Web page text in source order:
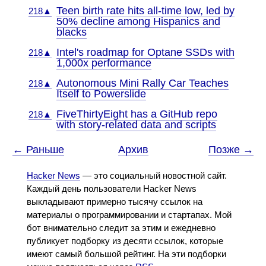
218▲
Teen birth rate hits all-time low, led by
50% decline among Hispanics and
blacks
218▲
Intel's roadmap for Optane SSDs with
1,000x performance
218▲
Autonomous Mini Rally Car Teaches
Itself to Powerslide
218▲
FiveThirtyEight has a GitHub repo
with story-related data and scripts
← Раньше Архив Позже →
Hacker News — это социальный новостной сайт.
Каждый день пользователи Hacker News
выкладывают примерно тысячу ссылок на
материалы о программировании и стартапах. Мой
бот внимательно следит за этим и ежедневно
публикует подборку из десяти ссылок, которые
имеют самый большой рейтинг. На эти подборки